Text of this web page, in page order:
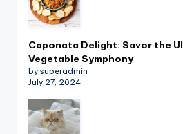
Caponata Delight: Savor the
Vegetable Symphony
by superadmin
July 27, 2024